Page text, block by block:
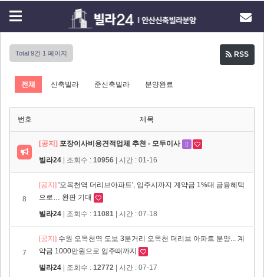
Total 9건 1 페이지 RSS
전체 신축빌라 준신축빌라 분양완료
번호 제목
[공지] 포장이사비용견적업체 추천 - 모두이사
빌라24 | 조회수 : 10956 | 시간 : 01-16
8
[공지] '오목천역 더리브아파트', 입주시까지 계약금 1%대 금융혜택
으로… 완판 기대
빌라24 | 조회수 : 11081 | 시간 : 07-18
7
[공지] 수원 오목천역 도보 3분거리 오목천 더리브 아파트 분양... 계
약금 1000만원으로 입주때까지
빌라24 | 조회수 : 12772 | 시간 : 07-17